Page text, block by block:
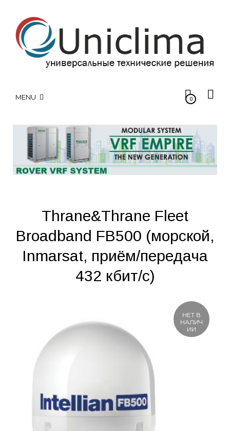
MENU 0
Thrane&Thrane Fleet
Broadband FB500 (морской,
Inmarsat, приём/передача
432 кбит/с)
НЕТ В
НАЛИЧ
ИИ